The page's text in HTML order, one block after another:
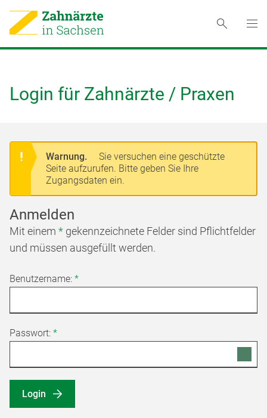
Login für Zahnärzte / Praxen
Warnung.
Sie versuchen eine geschützte
Seite aufzurufen. Bitte geben Sie Ihre
Zugangsdaten ein.
Anmelden
Mit einem * gekennzeichnete Felder sind Pflichtfelder
und müssen ausgefüllt werden.
Benutzername: *
Passwort: *
Login